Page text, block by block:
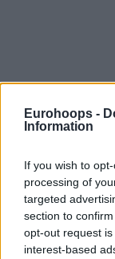
Eurohoops -
Information
If you wish to
processing of
targeted
section to
opt-out request
interest-based
Por Cesare